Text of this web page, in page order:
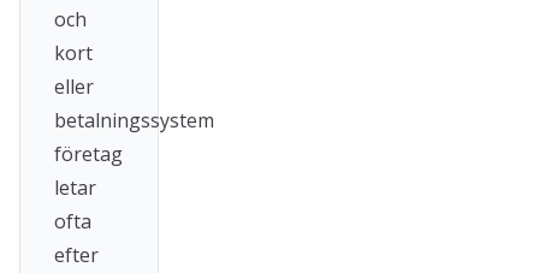
och
kort
eller
betalningssystem
företag
letar
ofta
efter